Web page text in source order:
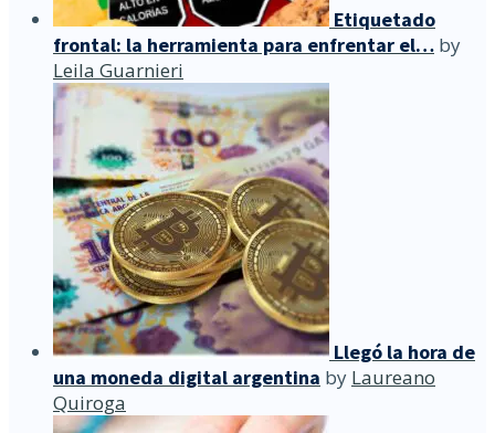
Etiquetado
frontal: la herramienta para enfrentar el… by
Leila Guarnieri
Llegó la hora de
una moneda digital argentina by Laureano
Quiroga